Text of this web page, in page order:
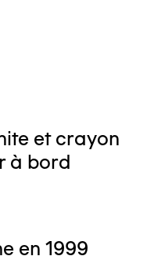
et crayon
à bord
en 1999